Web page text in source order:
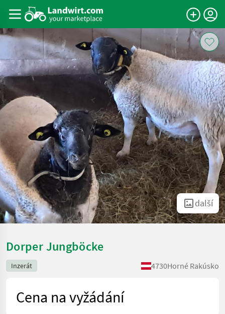
další
Dorper Jungböcke
Inzerát 4730Horné Rakúsko
Cena na vyžádání